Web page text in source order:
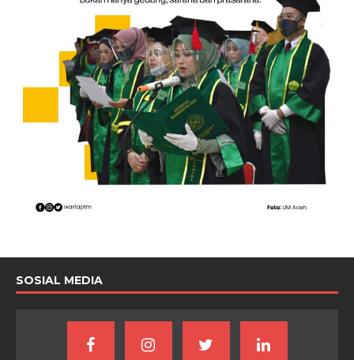
SOSIAL MEDIA